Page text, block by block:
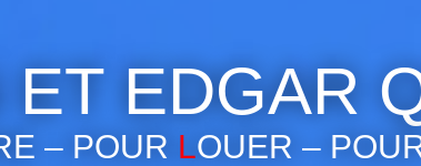
ET EDGAR
– POUR LOUER –